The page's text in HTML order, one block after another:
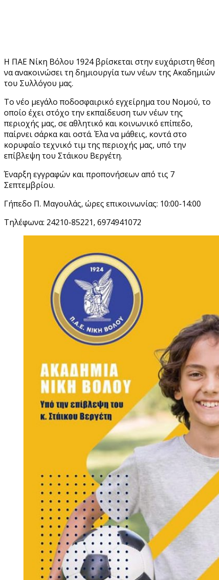
Η ΠΑΕ Νίκη Βόλου 1924 βρίσκεται στην ευχάριστη θέση
να ανακοινώσει τη δημιουργία των νέων της Ακαδημιών
του Συλλόγου μας.
Το νέο μεγάλο ποδοσφαιρικό εγχείρημα του Νομού, το
οποίο έχει στόχο την εκπαίδευση των νέων της
περιοχής μας, σε αθλητικό και κοινωνικό επίπεδο,
παίρνει σάρκα και οστά. Έλα να μάθεις, κοντά στο
κορυφαίο τεχνικό τιμ της περιοχής μας, υπό την
επίβλεψη του Στάικου Βεργέτη.
Έναρξη εγγραφών και προπονήσεων από τις 7
Σεπτεμβρίου.
Γήπεδο Π. Μαγουλάς, ώρες επικοινωνίας: 10:00-14:00
Τηλέφωνα: 24210-85221, 6974941072